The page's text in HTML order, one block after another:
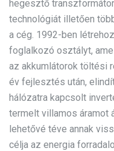
hegesztő
technológiát illetően
a cég. 1992-ben
foglalkozó osztályt,
az akkumlátorok töltési
év fejlesztés után,
hálózatra kapcsolt
termelt villamos áramot
lehetővé téve annak
célja az energia